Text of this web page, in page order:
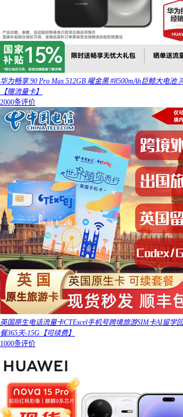
华为畅享 90 Pro Max 512GB 曜金黑 #8500mAh巨鲸大电池
【赠流量卡】
2000条评价
英国原生电话流量卡CTExcel手机号跨境旅游SIM卡AI留学
餐365天-15G【可续费】
1000条评价